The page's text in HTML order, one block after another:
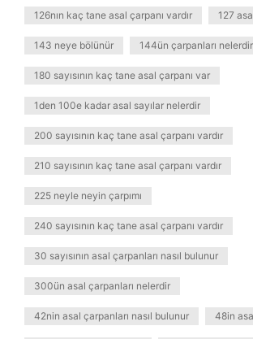
126nın kaç tane asal çarpanı vardır 127
143 neye bölünür 144ün çarpanları nelerdir
180 sayısının kaç tane asal çarpanı var
1den 100e kadar asal sayılar nelerdir
200 sayısının kaç tane asal çarpanı vardır
210 sayısının kaç tane asal çarpanı vardır
225 neyle neyin çarpımı
240 sayısının kaç tane asal çarpanı vardır
30 sayısının asal çarpanları nasıl bulunur
300ün asal çarpanları nelerdir
42nin asal çarpanları nasıl bulunur 48in